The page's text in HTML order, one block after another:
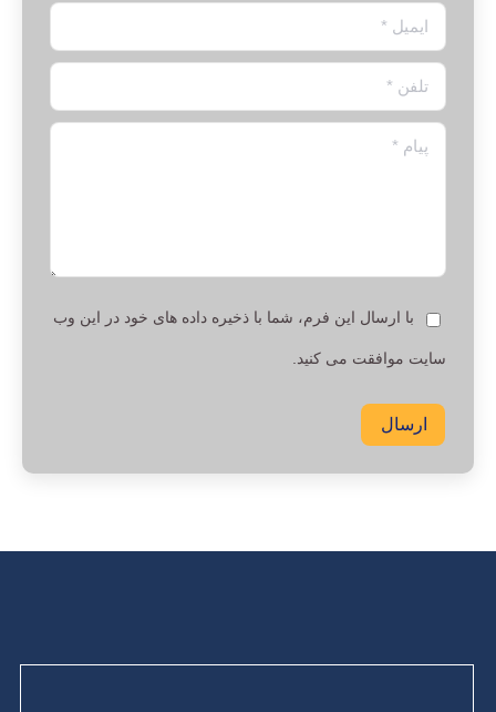
ایمیل *
تلفن *
پیام *
با ارسال این فرم، شما با ذخیره داده های خود در این وب
سایت موافقت می کنید.
ارسال